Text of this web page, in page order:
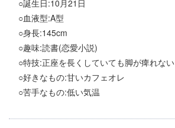
○誕生日:10月21日
○血液型:A型
○身長:145cm
○趣味:読書(恋愛小説)
○特技:正座を長くしていても脚が痺れな
○好きなもの:甘いカフェオレ
○苦手なもの:低い気温